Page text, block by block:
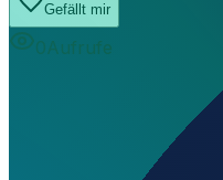
Gefällt mir
0Aufrufe